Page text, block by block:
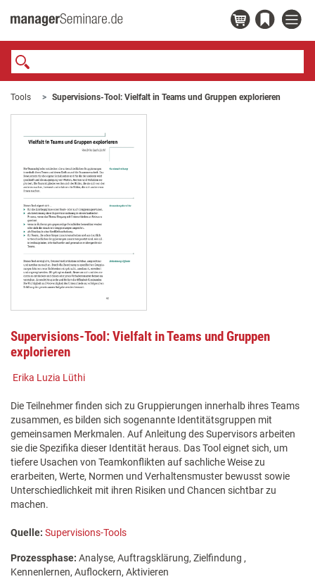
Tools Supervisions-Tool: Vielfalt in Teams und Gruppen explorieren
Supervisions-Tool: Vielfalt in Teams und Gruppen
explorieren
Erika Luzia Lüthi
Die Teilnehmer finden sich zu Gruppierungen innerhalb ihres Teams
zusammen, es bilden sich sogenannte Identitätsgruppen mit
gemeinsamen Merkmalen. Auf Anleitung des Supervisors arbeiten
sie die Spezifika dieser Identität heraus. Das Tool eignet sich, um
tiefere Usachen von Teamkonflikten auf sachliche Weise zu
erarbeiten, Werte, Normen und Verhaltensmuster bewusst sowie
Unterschiedlichkeit mit ihren Risiken und Chancen sichtbar zu
machen.
Quelle: Supervisions-Tools
Prozessphase: Analyse, Auftragsklärung, Zielfindung ,
Kennenlernen, Auflockern, Aktivieren